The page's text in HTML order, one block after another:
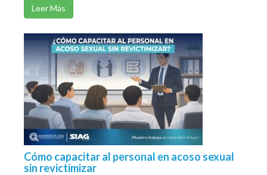
Leer Más
Cómo capacitar al personal en acoso sexual
sin revictimizar